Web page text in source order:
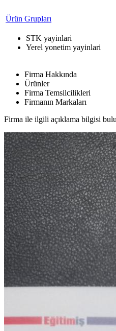
Ürün Grupları
STK yayinlari
Yerel yonetim yayinlari
Firma Hakkında
Ürünler
Firma Temsilcilikleri
Firmanın Markaları
Firma ile ilgili açıklama bilgisi